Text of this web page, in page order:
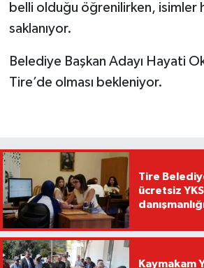
belli olduğu öğrenilirken, isimler
saklanıyor.
Belediye Başkan Adayı Hayati
Tire’de olması bekleniyor.
Tire
ücretsiz
Kaymakam